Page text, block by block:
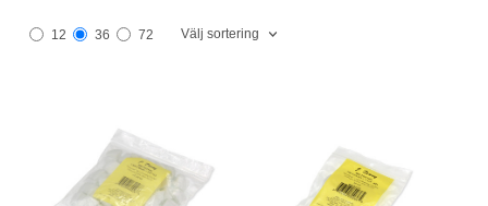
12 36 72 Välj sortering